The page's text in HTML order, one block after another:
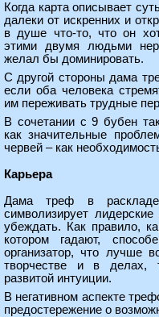
Когда карта описывает
далеки от искренних и
в душе что-то, что он
этими двумя людьми
желал бы доминировать.
С другой стороны дама
если оба человека
им переживать трудные
В сочетании с 9 бубен
как значительные
червей – как
Карьера
Дама треф в
символизирует
убеждать. Как правило,
котором гадают,
организатор, что лучше
творчестве и в делах,
развитой интуиции.
В негативном аспекте
предостережение о